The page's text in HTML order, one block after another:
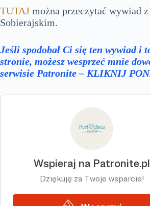
TUTAJ można przeczytać wywiad
Sobierajskim.
Jeśli spodobał Ci się ten wywiad i
stronie, możesz wesprzeć mnie
serwisie Patronite – KLIKNIJ